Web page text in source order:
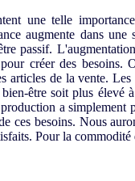
une telle
augmente dans une
passif.
créer des besoins.
articles de la vente.
être soit plus
a simplement
ces besoins. Nous
Pour la